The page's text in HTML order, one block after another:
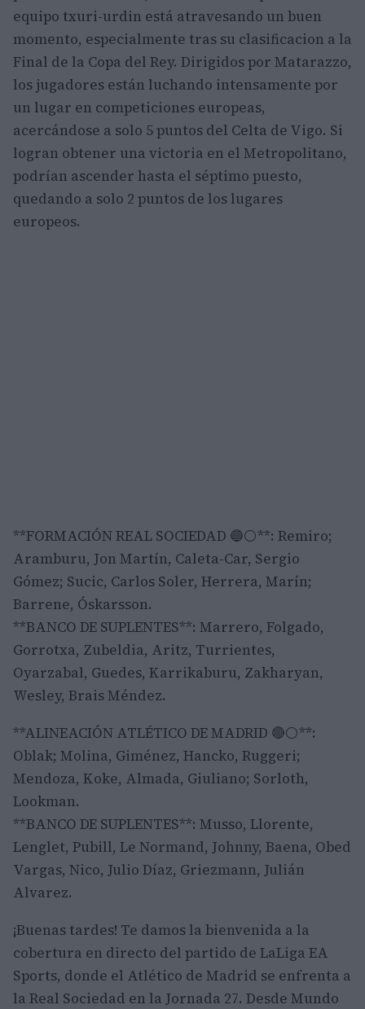
equipo txuri-urdin está atravesando un buen
momento, especialmente tras su clasificacion a la
Final de la Copa del Rey. Dirigidos por Matarazzo,
los jugadores están luchando intensamente por
un lugar en competiciones europeas,
acercándose a solo 5 puntos del Celta de Vigo. Si
logran obtener una victoria en el Metropolitano,
podrían ascender hasta el séptimo puesto,
quedando a solo 2 puntos de los lugares
europeos.
**FORMACIÓN REAL SOCIEDAD 🔵⚪**: Remiro;
Aramburu, Jon Martín, Caleta-Car, Sergio
Gómez; Sucic, Carlos Soler, Herrera, Marín;
Barrene, Óskarsson.
**BANCO DE SUPLENTES**: Marrero, Folgado,
Gorrotxa, Zubeldia, Aritz, Turrientes,
Oyarzabal, Guedes, Karrikaburu, Zakharyan,
Wesley, Brais Méndez.
**ALINEACIÓN ATLÉTICO DE MADRID 🔴⚪**:
Oblak; Molina, Giménez, Hancko, Ruggeri;
Mendoza, Koke, Almada, Giuliano; Sorloth,
Lookman.
**BANCO DE SUPLENTES**: Musso, Llorente,
Lenglet, Pubill, Le Normand, Johnny, Baena, Obed
Vargas, Nico, Julio Díaz, Griezmann, Julián
Alvarez.
¡Buenas tardes! Te damos la bienvenida a la
cobertura en directo del partido de LaLiga EA
Sports, donde el Atlético de Madrid se enfrenta a
la Real Sociedad en la Jornada 27. Desde Mundo